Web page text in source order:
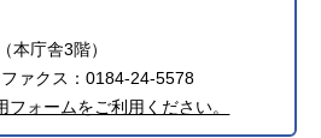
本庁舎3階）
ァクス：0184-24-5578
フォームをご利用ください。